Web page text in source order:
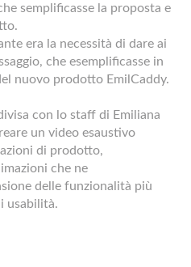
semplificasse la proposta e
era la necessità di dare ai
che esemplificasse in
nuovo prodotto EmilCaddy.
con lo staff di Emiliana
un video esaustivo
di prodotto,
che ne
delle funzionalità più
usabilità.